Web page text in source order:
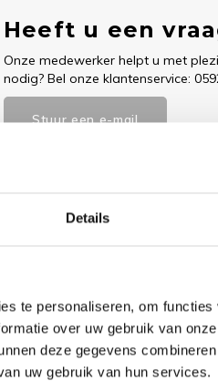
Details
te personaliseren, om
over uw gebruik van
deze gegevens
uw gebruik van hun services.
Heeft u een
Onze medewerker helpt u met
nodig? Bel onze klantenservice:
Stuur een e-mail